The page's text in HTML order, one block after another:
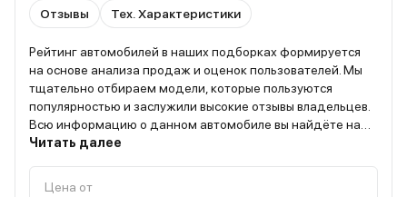
Отзывы Тех. Характеристики
Рейтинг автомобилей в наших подборках формируется
на основе анализа продаж и оценок пользователей. Мы
тщательно отбираем модели, которые пользуются
популярностью и заслужили высокие отзывы владельцев.
Всю информацию о данном автомобиле вы найдёте на
странице “О модели”
Читать далее
Цена от